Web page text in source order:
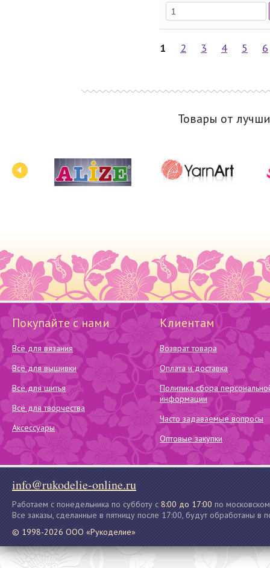
1 2 3 4 5 6
Товары от
Покупайте с нами
Всё для вязания
Всё для вышивки
Всё для шитья
Всё для творчества
Аксессуары
Клиентам
Возврат товара
Оплата и доставка
Политика сбора
информации
Часто задаваемые вопросы
Оптовые закупки
info@rukodelie-online.ru
Работаем с понедельника по субботу с 8:00 до 17:00 по
Все заказы, сделанные в пятницу после 17:00, будут обработаны в
© 1998-2026 ООО «Рукоделие»